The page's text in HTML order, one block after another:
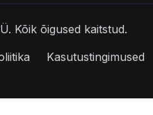
Kõik õigused kaitstud.
Kasutustingimused